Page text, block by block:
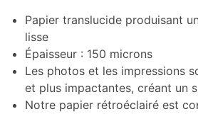
Papier translucide produisant
lisse
Épaisseur : 150 microns
Les photos et les impressions
et plus impactantes, créant un
Notre papier rétroéclairé est